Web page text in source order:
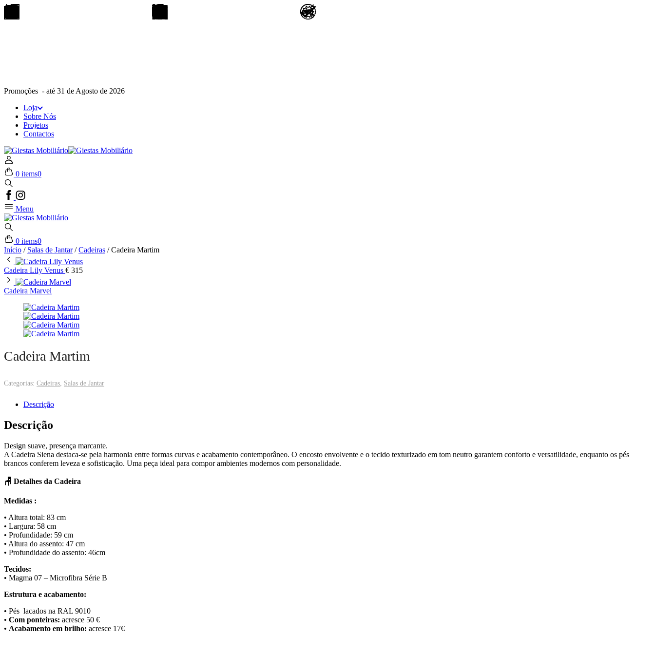
Promoções - até 31 de Agosto de 2026
Loja
Sobre Nós
Projetos
Contactos
0 items0
Menu
0 items0
Início / Salas de Jantar/Cadeiras /Cadeira Martim
Cadeira Lily Venus € 315
Cadeira Marvel
Cadeira Martim
Categorias: Cadeiras Salas de Jantar
Descrição
Descrição
Design suave, presença marcante.
A Cadeira Siena destaca-se pela harmonia entre formas curvas e acabamento contemporâneo. O encosto envolvente e o tecido texturizado em tom neutro garantem conforto e versatilidade, enquanto os pés
brancos conferem leveza e sofisticação. Uma peça ideal para compor ambientes modernos com personalidade.
🪑 Detalhes da Cadeira
Medidas :
• Altura total: 83 cm
• Largura: 58 cm
• Profundidade: 59 cm
• Altura do assento: 47 cm
• Profundidade do assento: 46cm
Tecidos:
• Magma 07 – Microfibra Série B
Estrutura e acabamento:
• Pés lacados na RAL 9010
• Com ponteiras: acresce 50 €
• Acabamento em brilho: acresce 17€